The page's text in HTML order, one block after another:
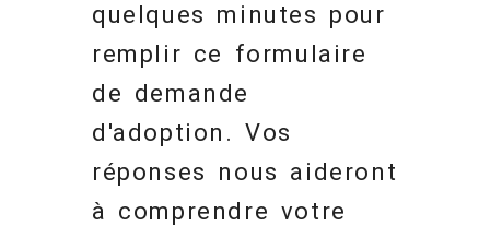
quelques minutes pour
remplir ce formulaire
de demande
d'adoption. Vos
réponses nous aideront
à comprendre votre